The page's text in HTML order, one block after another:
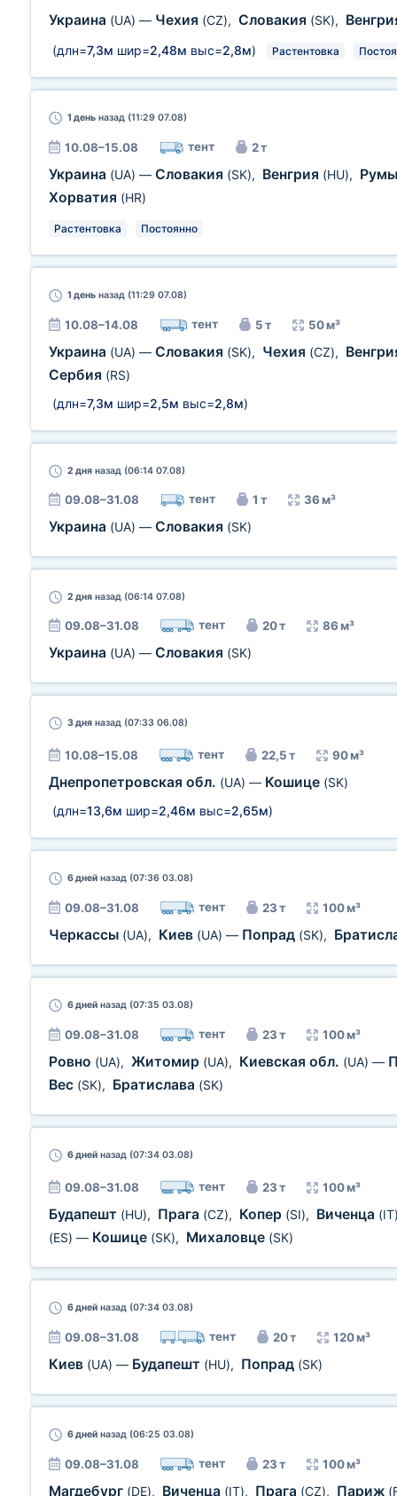
Украина (UA) — Чехия (CZ), Словакия (SK),
(длн=7,3м шир=2,48м выс=2,8м) Растентовка
1 день назад (11:29 07.08)
10.08–15.08 тент 2 т
Украина (UA) — Словакия (SK), Венгрия (HU),
Хорватия (HR)
Растентовка Постоянно
1 день назад (11:29 07.08)
10.08–14.08 тент 5 т 50 м³
Украина (UA) — Словакия (SK), Чехия (CZ),
Сербия (RS)
(длн=7,3м шир=2,5м выс=2,8м)
2 дня назад (06:14 07.08)
09.08–31.08 тент 1 т 36 м³
Украина (UA) — Словакия (SK)
2 дня назад (06:14 07.08)
09.08–31.08 тент 20 т 86 м³
Украина (UA) — Словакия (SK)
3 дня назад (07:33 06.08)
10.08–15.08 тент 22,5 т 90 м³
Днепропетровская обл. (UA) — Кошице (SK)
(длн=13,6м шир=2,46м выс=2,65м)
6 дней назад (07:36 03.08)
09.08–31.08 тент 23 т 100 м³
Черкассы (UA), Киев (UA) — Попрад (SK),
6 дней назад (07:35 03.08)
09.08–31.08 тент 23 т 100 м³
Ровно (UA), Житомир (UA), Киевская обл. (UA) —
Вес (SK), Братислава (SK)
6 дней назад (07:34 03.08)
09.08–31.08 тент 23 т 100 м³
Будапешт (HU), Прага (CZ), Копер (SI), Виченца
(ES) — Кошице (SK), Михаловце (SK)
6 дней назад (07:34 03.08)
09.08–31.08 тент 20 т 120 м³
Киев (UA) — Будапешт (HU), Попрад (SK)
6 дней назад (06:25 03.08)
09.08–31.08 тент 23 т 100 м³
Магдебург (DE), Виченца (IT), Прага (CZ), Париж